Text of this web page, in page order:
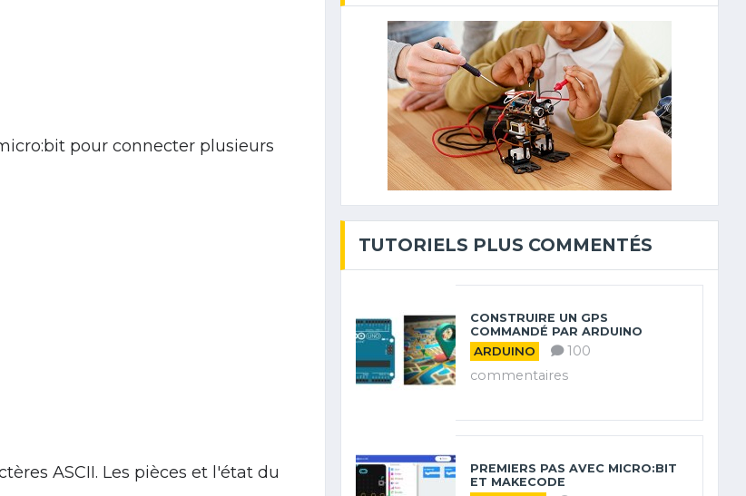
pour connecter plusieurs
ASCII. Les pièces et l'état du
TUTORIELS PLUS COMMENTÉS
CONSTRUIRE UN GPS
COMMANDÉ PAR ARDUINO
ARDUINO
100
commentaires
PREMIERS PAS AVEC MICRO:BIT
ET MAKECODE